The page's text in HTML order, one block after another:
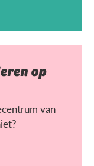
op
van